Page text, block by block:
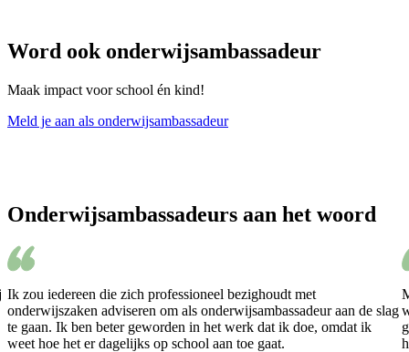
Word ook onderwijsambassadeur
Maak impact voor school én kind!
Meld je aan als onderwijsambassadeur
Onderwijsambassadeurs aan het woord
Ik zou iedereen die zich professioneel bezighoudt met
onderwijszaken adviseren om als onderwijsambassadeur aan de slag
te gaan. Ik ben beter geworden in het werk dat ik doe, omdat ik
weet hoe het er dagelijks op school aan toe gaat.